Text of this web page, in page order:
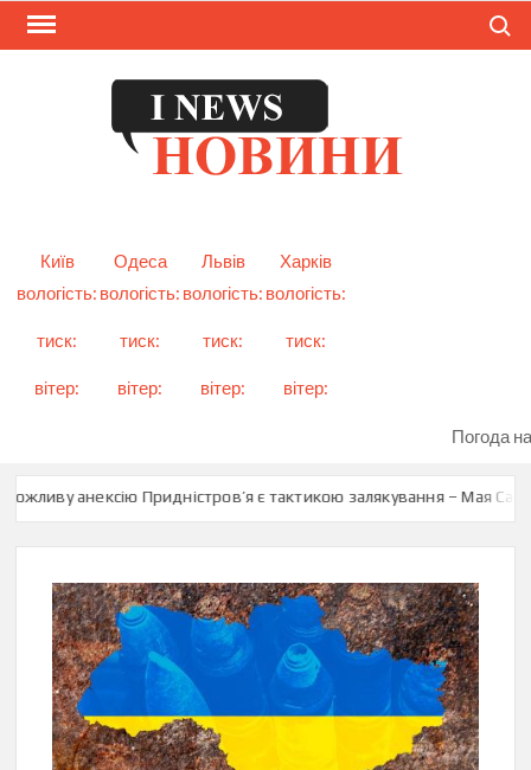
Skip
Київ
Одеса Львів
Харків
вологість:
тиск:
вітер:
вологість:
тиск:
вітер:
вологість:
тиск:
вітер:
вологість:
тиск:
вітер:
Погода
анексію Придністров’я є тактикою залякування – Мая Санду